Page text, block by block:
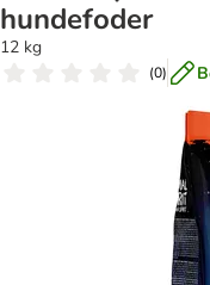
hundefoder
12 kg
(0)